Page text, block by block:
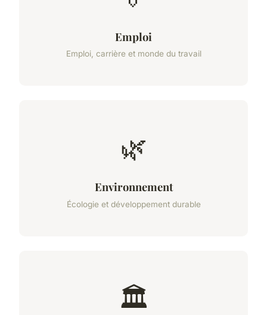
Emploi
Emploi, carrière et monde du travail
🌿
Environnement
Écologie et développement durable
🏛️